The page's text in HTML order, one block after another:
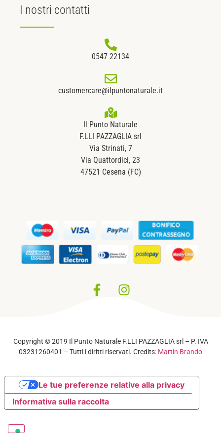
I nostri contatti
0547 22134
customercare@ilpuntonaturale.it
Il Punto Naturale
F.LLI PAZZAGLIA srl
Via Strinati, 7
Via Quattordici, 23
47521 Cesena (FC)
Copyright © 2019 Il Punto Naturale F.LLI PAZZAGLIA srl – P. IVA
03231260401 – Tutti i diritti riservati. Credits: Martin Brando
Informativa sulla raccolta
Le tue preferenze relative alla privacy